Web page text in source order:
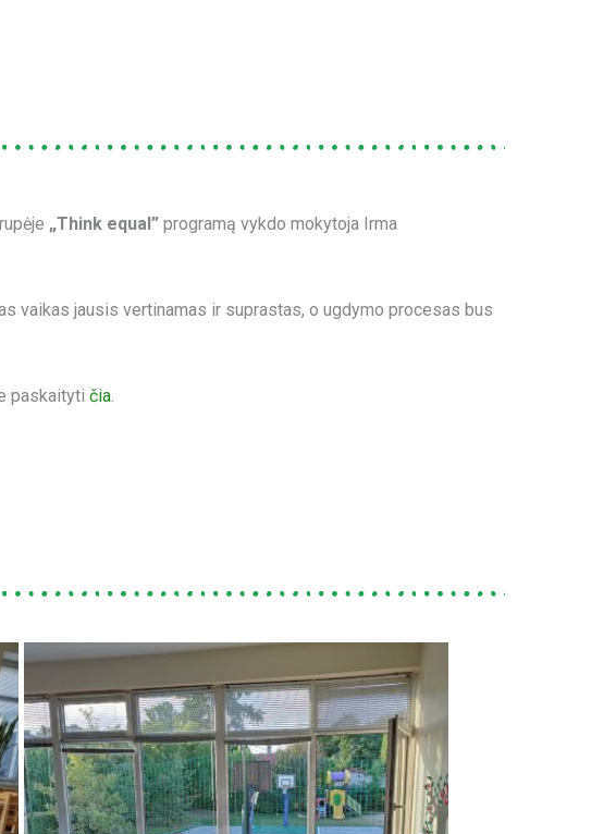
„Think equal”programą vykdo mokytoja Irma
vaikas jausis vertinamas ir suprastas, o ugdymo procesas bus
paskaityti čia.